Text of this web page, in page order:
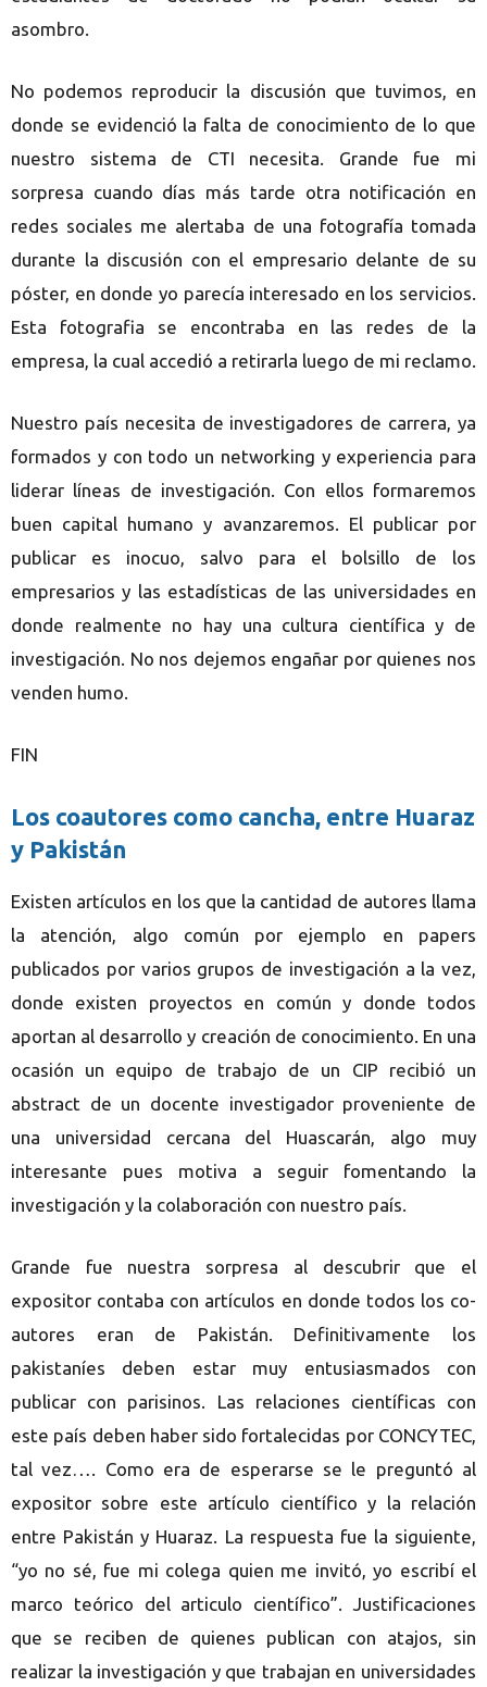
asombro.
No podemos reproducir la discusión que tuvimos, en
donde se evidenció la falta de conocimiento de lo que
nuestro sistema de CTI necesita. Grande fue mi
sorpresa cuando días más tarde otra notificación en
redes sociales me alertaba de una fotografía tomada
durante la discusión con el empresario delante de su
póster, en donde yo parecía interesado en los servicios.
Esta fotografia se encontraba en las redes de la
empresa, la cual accedió a retirarla luego de mi reclamo.
Nuestro país necesita de investigadores de carrera, ya
formados y con todo un networking y experiencia para
liderar líneas de investigación. Con ellos formaremos
buen capital humano y avanzaremos. El publicar por
publicar es inocuo, salvo para el bolsillo de los
empresarios y las estadísticas de las universidades en
donde realmente no hay una cultura científica y de
investigación. No nos dejemos engañar por quienes nos
venden humo.
FIN
Los coautores como cancha, entre Huaraz
y Pakistán
Existen artículos en los que la cantidad de autores llama
la atención, algo común por ejemplo en papers
publicados por varios grupos de investigación a la vez,
donde existen proyectos en común y donde todos
aportan al desarrollo y creación de conocimiento. En una
ocasión un equipo de trabajo de un CIP recibió un
abstract de un docente investigador proveniente de
una universidad cercana del Huascarán, algo muy
interesante pues motiva a seguir fomentando la
investigación y la colaboración con nuestro país.
Grande fue nuestra sorpresa al descubrir que el
expositor contaba con artículos en donde todos los co-
autores eran de Pakistán. Definitivamente los
pakistaníes deben estar muy entusiasmados con
publicar con parisinos. Las relaciones científicas con
este país deben haber sido fortalecidas por CONCYTEC,
tal vez…. Como era de esperarse se le preguntó al
expositor sobre este artículo científico y la relación
entre Pakistán y Huaraz. La respuesta fue la siguiente,
“yo no sé, fue mi colega quien me invitó, yo escribí el
marco teórico del articulo científico”. Justificaciones
que se reciben de quienes publican con atajos, sin
realizar la investigación y que trabajan en universidades